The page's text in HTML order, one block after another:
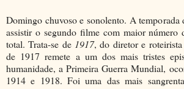
Domingo chuvoso e sonolento. A temporada
assistir o segundo filme com maior número
total. Trata-se de 1917, do diretor e
de 1917 remete a um dos mais tristes
humanidade, a Primeira Guerra Mundial,
1914 e 1918. Foi uma das mais